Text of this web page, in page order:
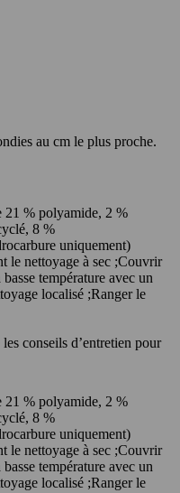
au cm le plus proche.
21 % polyamide, 2 %
8 %
uniquement)
le nettoyage à sec ;Couvrir
basse température avec un
localisé ;Ranger le
conseils d’entretien pour
21 % polyamide, 2 %
8 %
uniquement)
le nettoyage à sec ;Couvrir
basse température avec un
localisé ;Ranger le